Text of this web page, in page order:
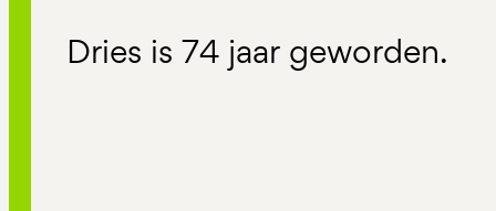
Dries is 74 jaar geworden.